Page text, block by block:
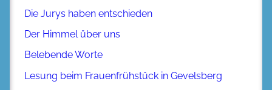
Die Jurys haben entschieden
Der Himmel über uns
Belebende Worte
Lesung beim Frauenfrühstück in Gevelsberg